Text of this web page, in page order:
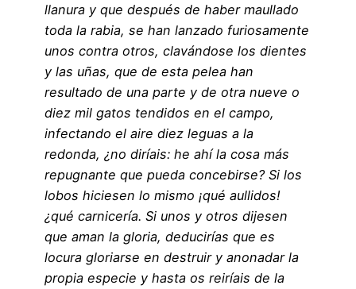
llanura y que después de haber maullado
toda la rabia, se han lanzado furiosamente
unos contra otros, clavándose los dientes
y las uñas, que de esta pelea han
resultado de una parte y de otra nueve o
diez mil gatos tendidos en el campo,
infectando el aire diez leguas a la
redonda, ¿no diríais: he ahí la cosa más
repugnante que pueda concebirse? Si los
lobos hiciesen lo mismo ¡qué aullidos!
¿qué carnicería. Si unos y otros dijesen
que aman la gloria, deducirías que es
locura gloriarse en destruir y anonadar la
propia especie y hasta os reiríais de la